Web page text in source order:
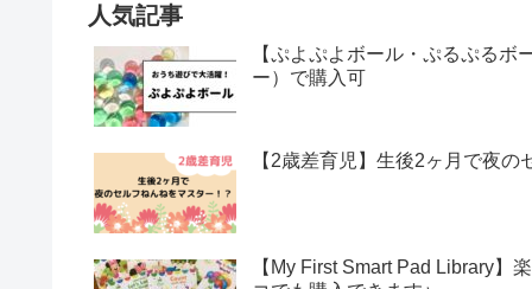
人気記事
【ぷよぷよボール・ぷるぷる
ー）で購入可
【2歳差育児】生後2ヶ月で夜
【My First Smart Pad Library